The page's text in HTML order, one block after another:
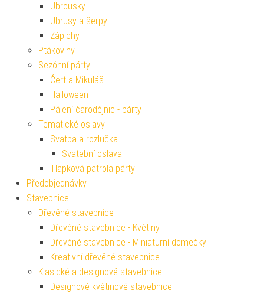
Ubrousky
Ubrusy a šerpy
Zápichy
Ptákoviny
Sezónní párty
Čert a Mikuláš
Halloween
Pálení čarodějnic - párty
Tematické oslavy
Svatba a rozlučka
Svatební oslava
Tlapková patrola párty
Předobjednávky
Stavebnice
Dřevěné stavebnice
Dřevěné stavebnice - Květiny
Dřevěné stavebnice - Miniaturní domečky
Kreativní dřevěné stavebnice
Klasické a designové stavebnice
Designové květinové stavebnice